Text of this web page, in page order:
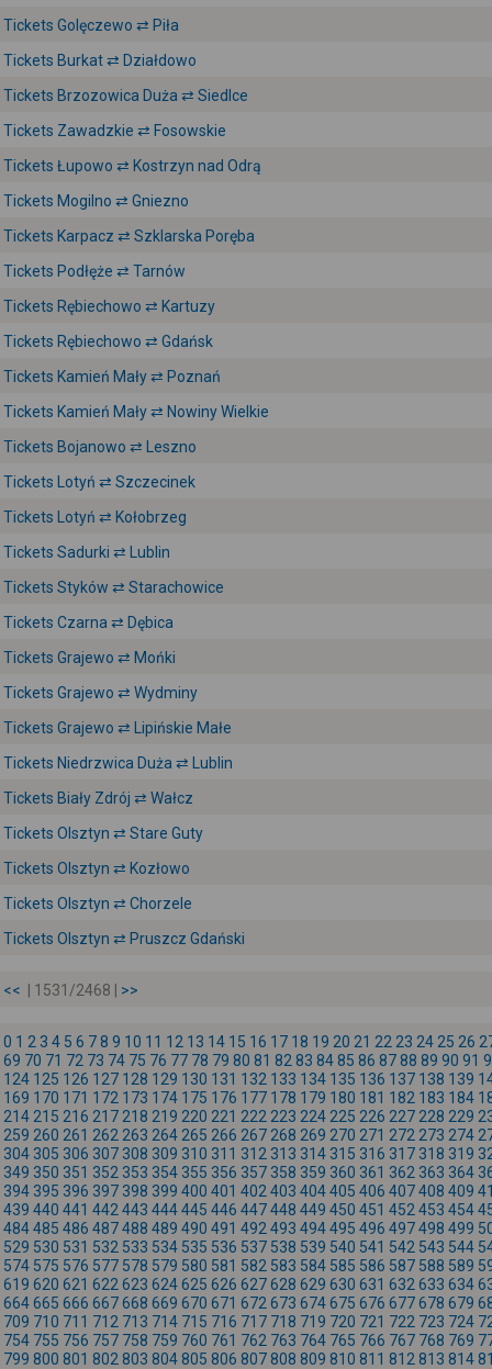
Tickets Golęczewo ⇄ Piła
Tickets Burkat ⇄ Działdowo
Tickets Brzozowica Duża ⇄ Siedlce
Tickets Zawadzkie ⇄ Fosowskie
Tickets Łupowo ⇄ Kostrzyn nad Odrą
Tickets Mogilno ⇄ Gniezno
Tickets Karpacz ⇄ Szklarska Poręba
Tickets Podłęże ⇄ Tarnów
Tickets Rębiechowo ⇄ Kartuzy
Tickets Rębiechowo ⇄ Gdańsk
Tickets Kamień Mały ⇄ Poznań
Tickets Kamień Mały ⇄ Nowiny Wielkie
Tickets Bojanowo ⇄ Leszno
Tickets Lotyń ⇄ Szczecinek
Tickets Lotyń ⇄ Kołobrzeg
Tickets Sadurki ⇄ Lublin
Tickets Styków ⇄ Starachowice
Tickets Czarna ⇄ Dębica
Tickets Grajewo ⇄ Mońki
Tickets Grajewo ⇄ Wydminy
Tickets Grajewo ⇄ Lipińskie Małe
Tickets Niedrzwica Duża ⇄ Lublin
Tickets Biały Zdrój ⇄ Wałcz
Tickets Olsztyn ⇄ Stare Guty
Tickets Olsztyn ⇄ Kozłowo
Tickets Olsztyn ⇄ Chorzele
Tickets Olsztyn ⇄ Pruszcz Gdański
<< | 1531/2468 | >>
0 1 2 3 4 5 6 78 9 10 11 12 13 14 15 16 17 18 19 20 21 22 23 24 25 26
69 70 71 72 73 74 75 76 77 78 79 80 81 82 83 8485 86 8788 89 90 91
124 125 126 127 128 129 130 131 132 133 134 135 136 137 138 139
169 170 171 172 173 174 175 176 177 178 179 180 181 182 183 184
214 215 216 217 218 219 220 221 222 223 224 225 226 227 228 229
259 260 261 262 263 264 265 266 267 268 269 270 271 272 273 274
304 305 306 307 308 309 310 311 312 313 314 315 316 317 318 319
349 350 351 352 353 354 355 356 357 358 359 360 361 362 363 364
394 395 396 397 398 399 400 401 402 403 404405 406 407408 409
439 440 441 442 443 444445 446 447448 449 450 451 452 453 454
484485 486 487488 489 490 491 492 493 494495 496 497498 499
529 530 531 532 533 534 535 536 537 538 539 540 541 542 543 544
574 575 576 577 578 579 580 581 582 583 584 585 586 587 588 589
619 620 621 622 623 624625 626 627628 629 630 631 632 633 634
664665 666 667668 669 670 671 672 673 674675 676 677678 679
709 710 711 712 713 714 715 716 717 718 719 720 721 722 723 724
754 755 756 757 758 759 760 761 762 763 764 765 766 767 768 769
799 800 801 802 803 804805 806 807808 809 810 811 812 813 814